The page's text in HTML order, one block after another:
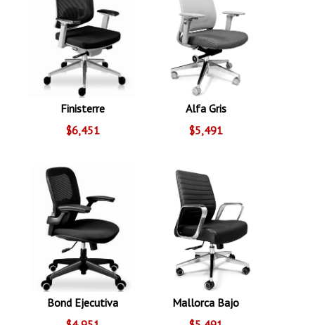
Finisterre
$6,451
Alfa Gris
$5,491
Bond Ejecutiva
Mallorca Bajo